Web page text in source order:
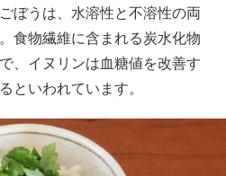
ぼうは、水溶性と不溶性の両
食物繊維に含まれる炭水化物
、イヌリンは血糖値を改善す
といわれています。